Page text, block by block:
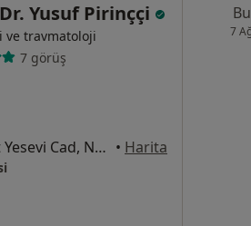
Yusuf Pirinççi
ve travmatoloji
7 görüş
Barbaros Mah, H. Ahmet Yesevi Cad, No: 149 Güneşli - Bağcılar / İstanbul, Bağcılar • Harita
7